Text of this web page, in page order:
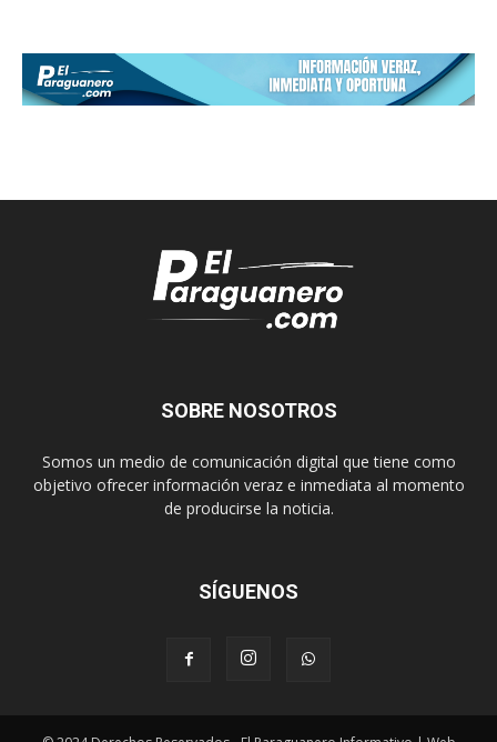
SOBRE NOSOTROS
Somos un medio de comunicación digital que tiene como
objetivo ofrecer información veraz e inmediata al momento
de producirse la noticia.
SÍGUENOS